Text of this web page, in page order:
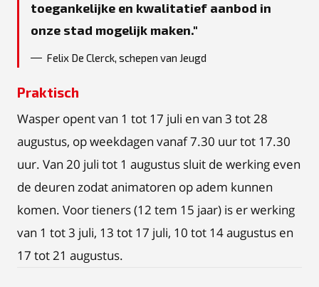
toegankelijke en kwalitatief aanbod in
onze stad mogelijk maken.
Felix De Clerck, schepen van Jeugd
Praktisch
Wasper opent van 1 tot 17 juli en van 3 tot 28
augustus, op weekdagen vanaf 7.30 uur tot 17.30
uur. Van 20 juli tot 1 augustus sluit de werking even
de deuren zodat animatoren op adem kunnen
komen. Voor tieners (12 tem 15 jaar) is er werking
van 1 tot 3 juli, 13 tot 17 juli, 10 tot 14 augustus en
17 tot 21 augustus.